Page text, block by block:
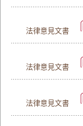
法律意見文書
法律意見文書
法律意見文書